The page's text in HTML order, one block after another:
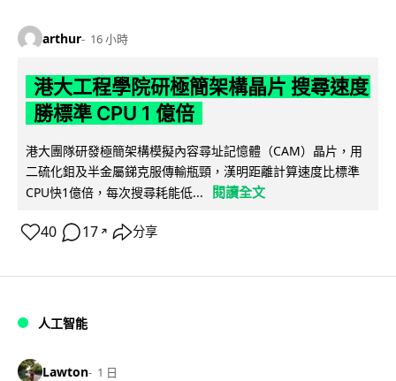
arthur 16 小時
港大工程學院研極簡架構晶片 搜尋速度
勝標準 CPU 1 億倍
港大團隊研發極簡架構模擬內容尋址記憶體（CAM）晶片，用
二硫化鉬及半金屬銻克服傳輸瓶頸，漢明距離計算速度比標準
CPU快1億倍，每次搜尋耗能低...
閱讀全文
40 17 ↗ 分享
人工智能
Lawton 1 日